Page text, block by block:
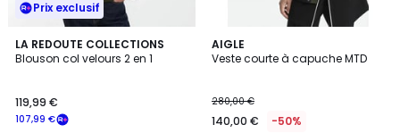
Prix exclusif
LA REDOUTE COLLECTIONS
Blouson col velours 2 en 1
107,99 €
119,99 €
AIGLE
Veste courte à capuche MTD
280,00 €
140,00 € -50%